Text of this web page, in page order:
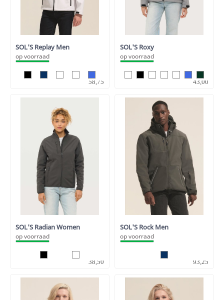
SOL'S Replay Men
op voorraad
48,55
58,75
SOL'S Roxy
op voorraad
35,54
43,00
SOL'S Radian Women
op voorraad
38,50
SOL'S Rock Men
op voorraad
93,25